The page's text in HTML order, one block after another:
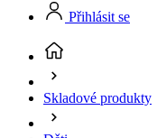
Přihlásit se
Skladové produkty